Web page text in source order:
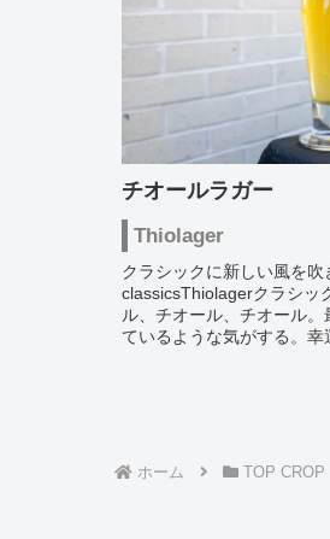
チオールラガー
Thiolager
クラシックに新しい風を
classicsThiolagerクラシッ
ル、チオール、チオール
ているような気がする。幸
ホーム TOP CROP